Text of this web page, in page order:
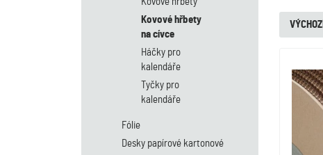
Kovové hřbety
na cívce
Háčky pro
kalendáře
Tyčky pro
kalendáře
Fólie
Desky papírové kartonové
VÝCHOZÍ